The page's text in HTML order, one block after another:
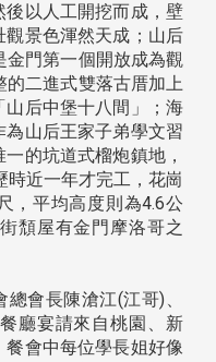
以人工開挖而成，壁
景色渾然天成；山后
金門第一個開放成為觀
二進式雙落古厝加上
后中堡十八間」；海
山后王家子弟學文習
的坑道式榴炮鎮地，
時近一年才完工，花崗
，平均高度則為4.6公
頹屋有金門摩洛哥之
會長陳滄江(江哥)、
廳宴請來自桃園、新
會中每位學長姐好像